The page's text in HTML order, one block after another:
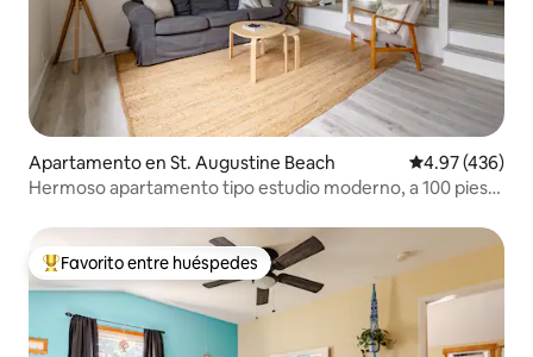
Apartamento en St. Augustine Beach Calificación
4.97 (436)
Hermoso apartamento tipo estudio moderno, a 100 pies
Favorito entre huéspedes preferido
Favorito entre huéspedes